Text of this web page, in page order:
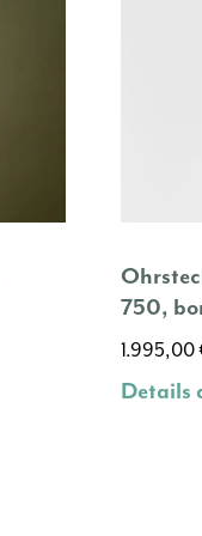
750,
1.995,00
Details